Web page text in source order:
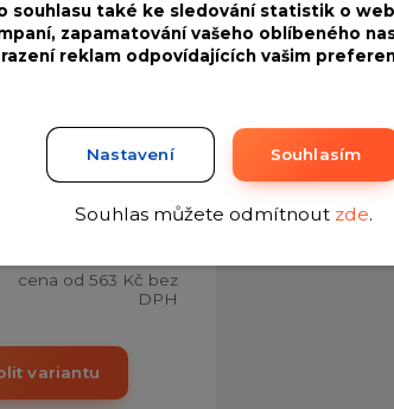
RBstone -
4-6 mm/ m2 již
681 Kč
cena od 563 Kč bez
DPH
variantu
souhlasu také ke sledování statistik o
zapamatování vašeho oblíbeného
reklam odpovídajících vašim
Nastavení Souhlasím
Souhlas můžete odmítnout zde.